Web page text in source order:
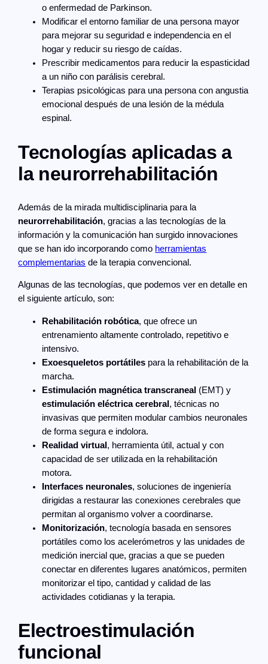
o enfermedad de Parkinson.
Modificar el entorno familiar de una persona mayor
para mejorar su seguridad e independencia en el
hogar y reducir su riesgo de caídas.
Prescribir medicamentos para reducir la espasticidad
a un niño con parálisis cerebral.
Terapias psicológicas para una persona con angustia
emocional después de una lesión de la médula
espinal.
Tecnologías aplicadas a
la neurorrehabilitación
Además de la mirada multidisciplinaria para la
neurorrehabilitación, gracias a las tecnologías de la
información y la comunicación han surgido innovaciones
que se han ido incorporando como herramientas
complementarias de la terapia convencional.
Algunas de las tecnologías, que podemos ver en detalle en
el siguiente artículo, son:
Rehabilitación robótica, que ofrece un
entrenamiento altamente controlado, repetitivo e
intensivo.
Exoesqueletos portátiles para la rehabilitación de la
marcha.
Estimulación magnética transcraneal (EMT) y
estimulación eléctrica cerebral , técnicas no
invasivas que permiten modular cambios neuronales
de forma segura e indolora.
Realidad virtual , herramienta útil, actual y con
capacidad de ser utilizada en la rehabilitación
motora.
Interfaces neuronales, soluciones de ingeniería
dirigidas a restaurar las conexiones cerebrales que
permitan al organismo volver a coordinarse.
Monitorización, tecnología basada en sensores
portátiles como los acelerómetros y las unidades de
medición inercial que, gracias a que se pueden
conectar en diferentes lugares anatómicos, permiten
monitorizar el tipo, cantidad y calidad de las
actividades cotidianas y la terapia.
Electroestimulación
funcional